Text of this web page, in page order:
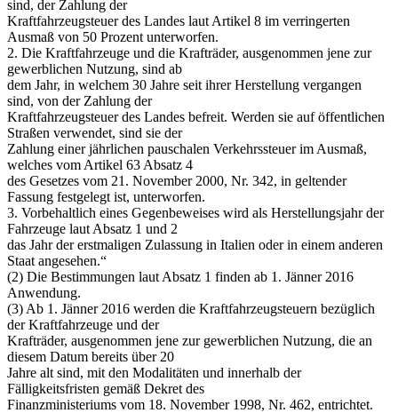
sind, der Zahlung der
Kraftfahrzeugsteuer des Landes laut Artikel 8 im verringerten
Ausmaß von 50 Prozent unterworfen.
2. Die Kraftfahrzeuge und die Krafträder, ausgenommen jene zur
gewerblichen Nutzung, sind ab
dem Jahr, in welchem 30 Jahre seit ihrer Herstellung vergangen
sind, von der Zahlung der
Kraftfahrzeugsteuer des Landes befreit. Werden sie auf öffentlichen
Straßen verwendet, sind sie der
Zahlung einer jährlichen pauschalen Verkehrssteuer im Ausmaß,
welches vom Artikel 63 Absatz 4
des Gesetzes vom 21. November 2000, Nr. 342, in geltender
Fassung festgelegt ist, unterworfen.
3. Vorbehaltlich eines Gegenbeweises wird als Herstellungsjahr der
Fahrzeuge laut Absatz 1 und 2
das Jahr der erstmaligen Zulassung in Italien oder in einem anderen
Staat angesehen.“
(2) Die Bestimmungen laut Absatz 1 finden ab 1. Jänner 2016
Anwendung.
(3) Ab 1. Jänner 2016 werden die Kraftfahrzeugsteuern bezüglich
der Kraftfahrzeuge und der
Krafträder, ausgenommen jene zur gewerblichen Nutzung, die an
diesem Datum bereits über 20
Jahre alt sind, mit den Modalitäten und innerhalb der
Fälligkeitsfristen gemäß Dekret des
Finanzministeriums vom 18. November 1998, Nr. 462, entrichtet.